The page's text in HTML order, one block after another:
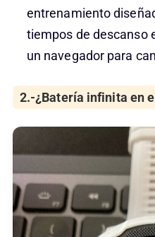
entrenamiento
tiempos de descanso
un navegador para
2.-¿Batería infinita en